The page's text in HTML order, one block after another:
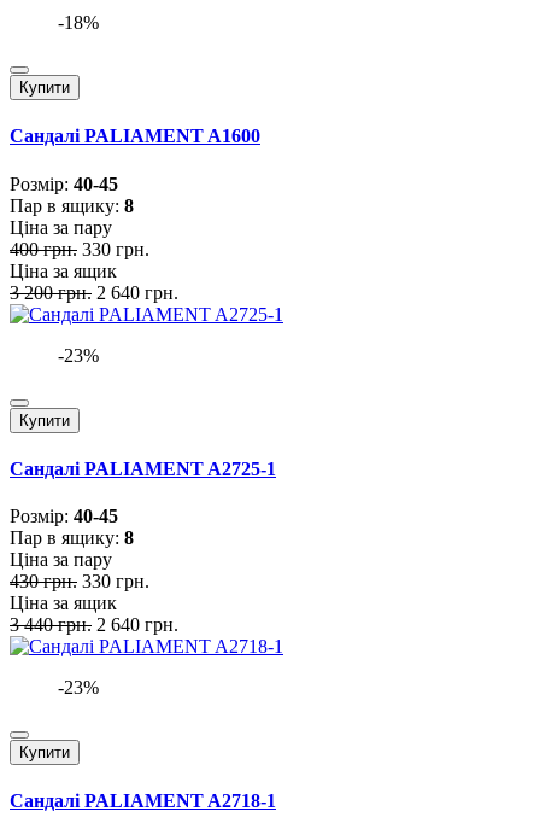
-18%
Купити
Сандалі PALIAMENT A1600
Розмiр: 40-45
Пар в ящику: 8
Ціна за пару
400 грн. 330 грн.
Ціна за ящик
3 200 грн. 2 640 грн.
-23%
Купити
Сандалі PALIAMENT A2725-1
Розмiр: 40-45
Пар в ящику: 8
Ціна за пару
430 грн. 330 грн.
Ціна за ящик
3 440 грн. 2 640 грн.
-23%
Купити
Сандалі PALIAMENT A2718-1